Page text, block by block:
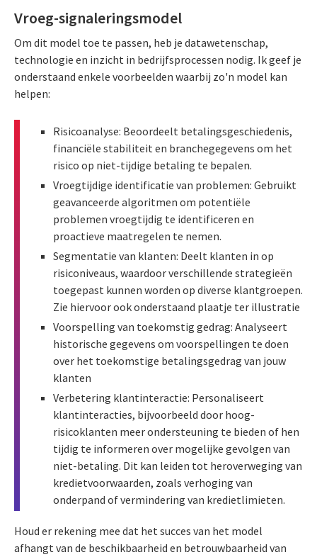
Vroeg-signaleringsmodel
Om dit model toe te passen, heb je datawetenschap,
technologie en inzicht in bedrijfsprocessen nodig. Ik geef je
onderstaand enkele voorbeelden waarbij zo'n model kan
helpen:
Risicoanalyse: Beoordeelt betalingsgeschiedenis,
financiële stabiliteit en branchegegevens om het
risico op niet-tijdige betaling te bepalen.
Vroegtijdige identificatie van problemen: Gebruikt
geavanceerde algoritmen om potentiële
problemen vroegtijdig te identificeren en
proactieve maatregelen te nemen.
Segmentatie van klanten: Deelt klanten in op
risiconiveaus, waardoor verschillende strategieën
toegepast kunnen worden op diverse klantgroepen.
Zie hiervoor ook onderstaand plaatje ter illustratie
Voorspelling van toekomstig gedrag: Analyseert
historische gegevens om voorspellingen te doen
over het toekomstige betalingsgedrag van jouw
klanten
Verbetering klantinteractie: Personaliseert
klantinteracties, bijvoorbeeld door hoog-
risicoklanten meer ondersteuning te bieden of hen
tijdig te informeren over mogelijke gevolgen van
niet-betaling. Dit kan leiden tot heroverweging van
kredietvoorwaarden, zoals verhoging van
onderpand of vermindering van kredietlimieten.
Houd er rekening mee dat het succes van het model
afhangt van de beschikbaarheid en betrouwbaarheid van